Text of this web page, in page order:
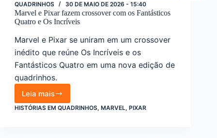
QUADRINHOS 30 DE MAIO DE 2026 - 15:40
Marvel e Pixar fazem crossover com os Fantásticos
Quatro e Os Incríveis
Marvel e Pixar se uniram em um crossover
inédito que reúne Os Incríveis e os
Fantásticos Quatro em uma nova edição de
quadrinhos.
Leia mais
Marvel
e
HISTÓRIAS EM QUADRINHOS, MARVEL, PIXAR